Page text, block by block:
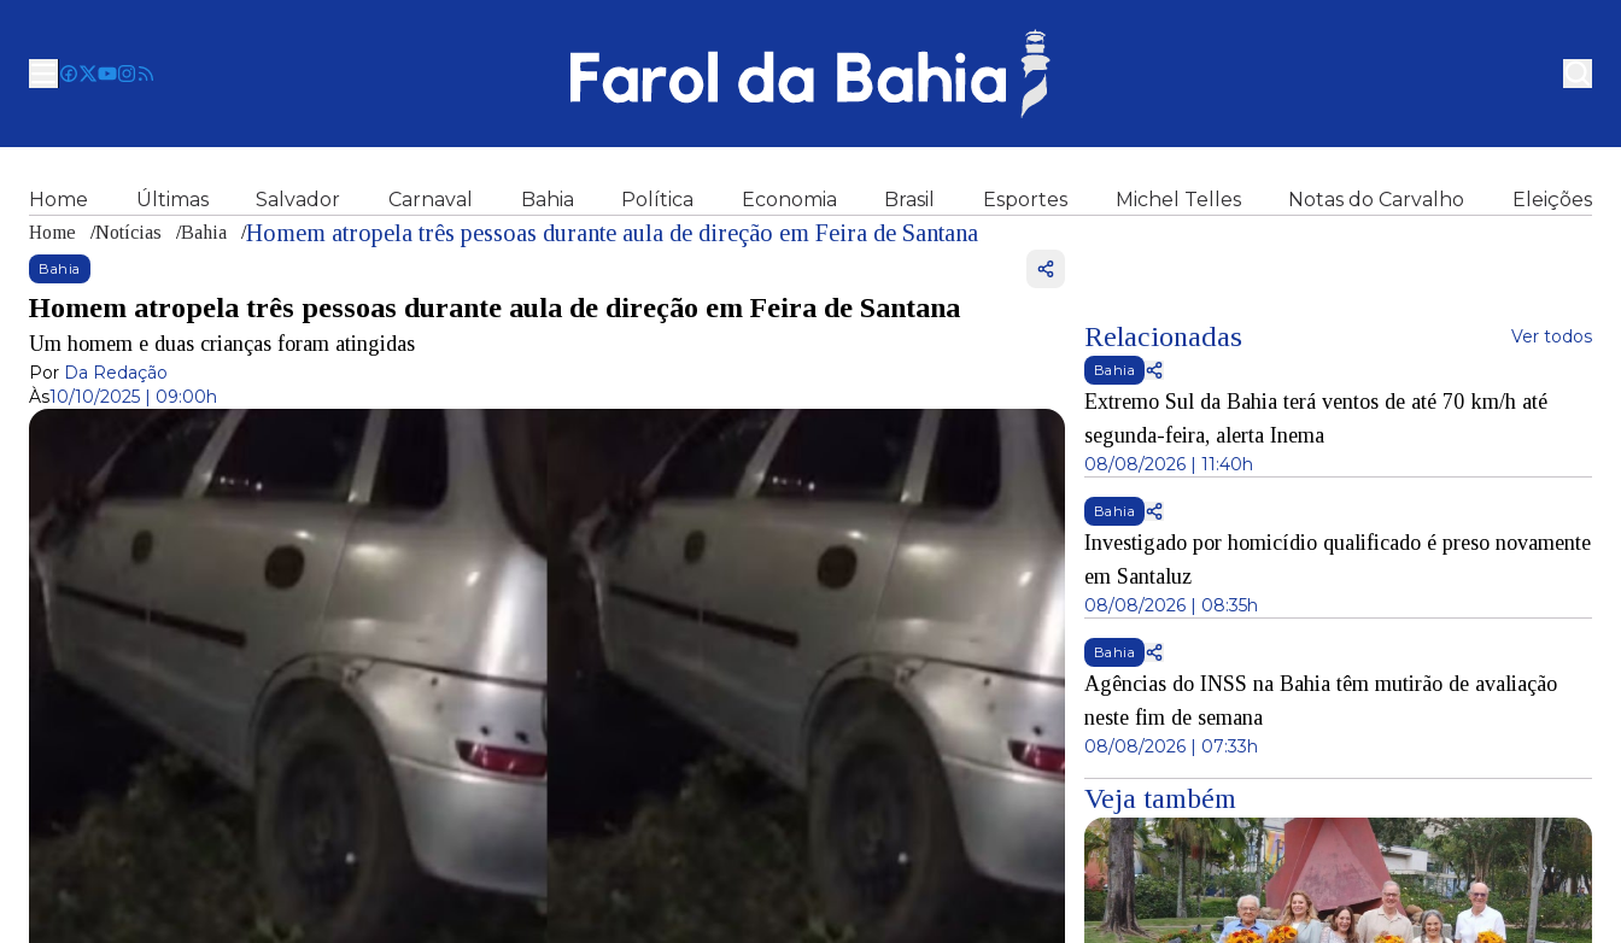
Home Últimas Salvador Carnaval Bahia Política Economia Brasil Esportes Michel Telles Notas do Carvalho Eleições
Home /Notícias /Bahia /Homem atropela três pessoas durante aula de direção em Feira de Santana
Bahia
Homem atropela três pessoas durante aula de direção em Feira de Santana
Um homem e duas crianças foram atingidas
Por Da Redação
Às10/10/2025 | 09:00h
Relacionadas Ver todos
Bahia
Extremo Sul da Bahia terá ventos de até 70 km/h até
segunda-feira, alerta Inema
08/08/2026 | 11:40h
Bahia
Investigado por homicídio qualificado é preso novamente
em Santaluz
08/08/2026 | 08:35h
Bahia
Agências do INSS na Bahia têm mutirão de avaliação
neste fim de semana
08/08/2026 | 07:33h
Veja também